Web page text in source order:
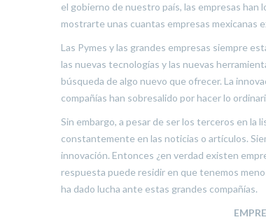
el gobierno de nuestro país, las empresas han
mostrarte unas cuantas empresas mexicanas
Las Pymes y las grandes empresas siempre
las nuevas tecnologías y las nuevas
búsqueda de algo nuevo que ofrecer. La
compañías han sobresalido por hacer lo
Sin embargo, a pesar de ser los terceros en la
constantemente en las noticias o artículos.
innovación. Entonces ¿en verdad existen
respuesta puede residir en que tenemos
ha dado lucha ante estas grandes compañías.